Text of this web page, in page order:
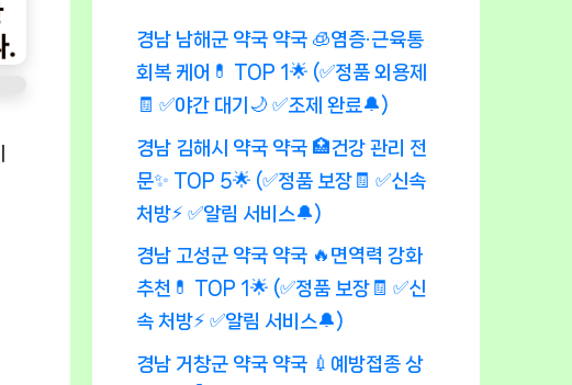
경남 남해군 약국 약국 🧊염증·근육통
회복 케어💊 TOP 1🌟 (✅정품 외용제
🧾 ✅야간 대기🌙 ✅조제 완료🔔)
경남 김해시 약국 약국 🏥건강 관리 전
문✨ TOP 5🌟 (✅정품 보장🧾 ✅신속
처방⚡ ✅알림 서비스🔔)
경남 고성군 약국 약국 🔥면역력 강화
추천💊 TOP 1🌟 (✅정품 보장🧾 ✅신
속 처방⚡ ✅알림 서비스🔔)
경남 거창군 약국 약국 💉예방접종 상